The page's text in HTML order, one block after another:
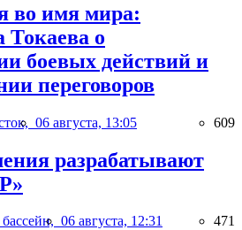
во имя мира:
Токаева о
боевых действий и
переговоров
06 августа, 13:05 609
разрабатывают
06 августа, 12:31 471